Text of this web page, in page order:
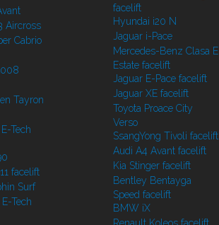
Aircross
Cabrio
Tayron
Tech
facelift
Surf
Tech
facelift
Hyundai i20 N
Jaguar i-Pace
Mercedes-Benz Clasa E
Estate facelift
Jaguar E-Pace facelift
Jaguar XE facelift
Toyota Proace City
Verso
SsangYong Tivoli facelift
Audi A4 Avant facelift
Kia Stinger facelift
Bentley Bentayga
Speed facelift
BMW iX